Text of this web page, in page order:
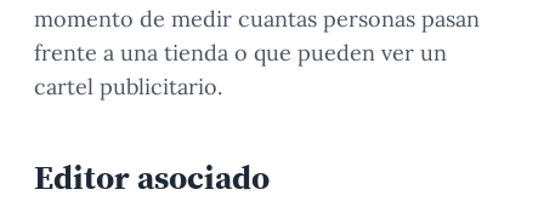
momento de medir cuantas personas pasan
frente a una tienda o que pueden ver un
cartel publicitario.
Editor asociado